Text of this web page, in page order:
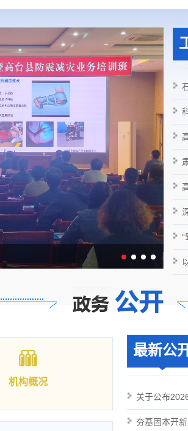
怀 | “必须实事求
“建设社会主义现
“
机构概况
最新公